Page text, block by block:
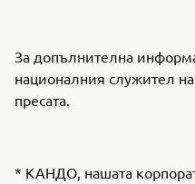
За допълнителна
националния служител
пресата.
* КАНДО, нашата